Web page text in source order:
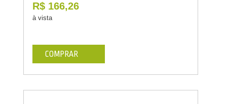
R$ 166,26
à vista
COMPRAR